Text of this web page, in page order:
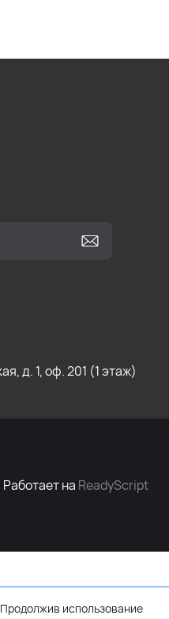
д. 1, оф. 201 (1 этаж)
на ReadyScript
использование